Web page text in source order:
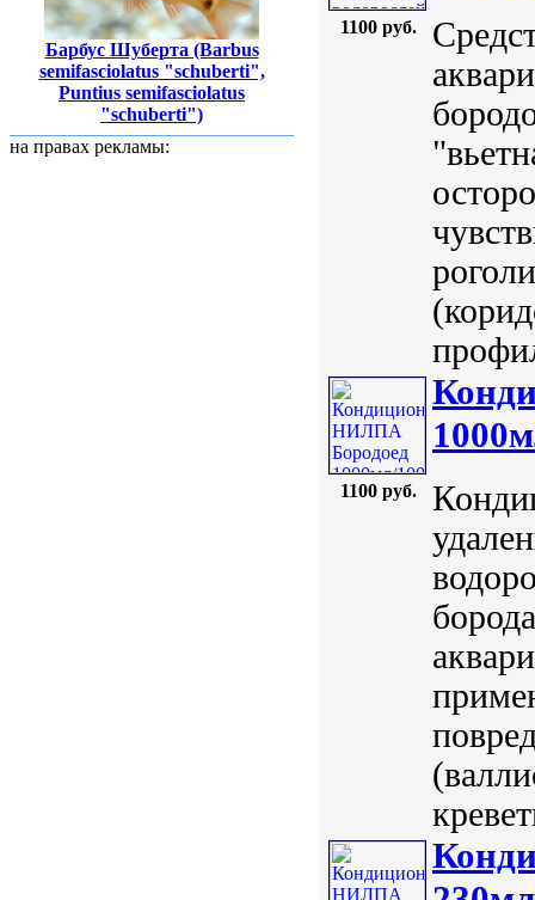
Барбус Шуберта (Barbus
semifasciolatus "schuberti",
Puntius semifasciolatus
"schuberti")
на правах рекламы:
1100 руб.
1100 руб.